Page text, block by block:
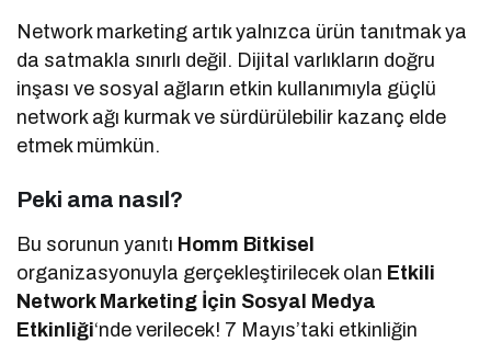
Network marketing artık yalnızca ürün tanıtmak ya
da satmakla sınırlı değil. Dijital varlıkların doğru
inşası ve sosyal ağların etkin kullanımıyla güçlü
network ağı kurmak ve sürdürülebilir kazanç elde
etmek mümkün.
Peki ama nasıl?
Bu sorunun yanıtı Homm Bitkisel
organizasyonuyla gerçekleştirilecek olan Etkili
Network Marketing İçin Sosyal Medya
Etkinliği‘nde verilecek! 7 Mayıs’taki etkinliğin